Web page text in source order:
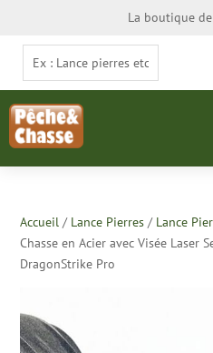
La boutique
Accueil / Lance Pierres / Lance
Chasse en Acier avec Visée Laser
DragonStrike Pro